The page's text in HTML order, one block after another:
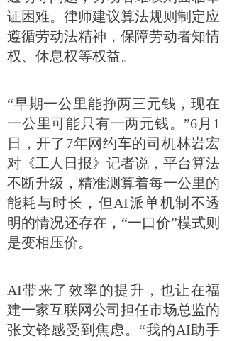
证困难。律师建议算法规则制定应
遵循劳动法精神，保障劳动者知情
权、休息权等权益。
“早期一公里能挣两三元钱，现在
一公里可能只有一两元钱。”6月1
日，开了7年网约车的司机林岩宏
对《工人日报》记者说，平台算法
不断升级，精准测算着每一公里的
能耗与时长，但AI派单机制不透
明的情况还存在，“一口价”模式则
是变相压价。
AI带来了效率的提升，也让在福
建一家互联网公司担任市场总监的
张文锋感受到焦虑。“我的AI助手